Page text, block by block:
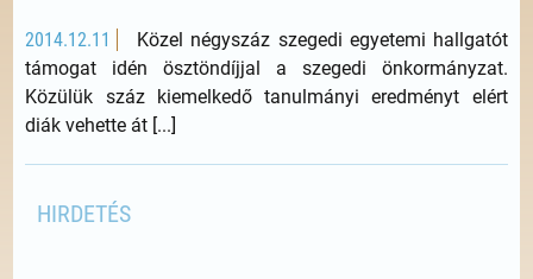
2014.12.11
Közel négyszáz szegedi egyetemi hallgatót
támogat idén ösztöndíjjal a szegedi önkormányzat.
Közülük száz kiemelkedő tanulmányi eredményt elért
diák vehette át [...]
HIRDETÉS